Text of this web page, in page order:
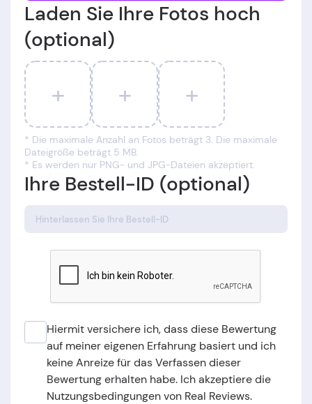
Laden Sie Ihre Fotos hoch
(optional)
+ + +
* Die maximale Anzahl an Fotos beträgt 3. Die maximale
Dateigröße beträgt 5 MB.
* Es werden nur PNG- und JPG-Dateien akzeptiert.
Ihre Bestell-ID (optional)
Hiermit versichere ich, dass diese Bewertung
auf meiner eigenen Erfahrung basiert und ich
keine Anreize für das Verfassen dieser
Bewertung erhalten habe. Ich akzeptiere die
Nutzungsbedingungen von Real Reviews.